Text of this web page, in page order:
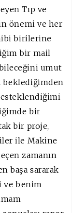
Tıp ve
önemi ve her
birilerine
bir mail
umut
beklediğimden
bir
bir proje,
ile Makine
zamanın
başa sararak
ve benim